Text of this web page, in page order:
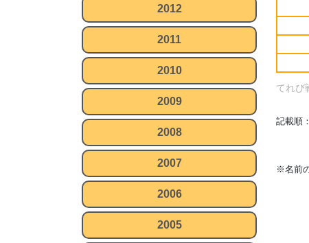
てれび
記載順
※名前
2012
2011
2010
2009
2008
2007
2006
2005